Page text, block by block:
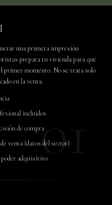
una primera impresión
prepara tu vivienda para que
primer momento. No se trata solo
en la venta.
incluidos
de compra
venta (datos del sector)
poder adquisitivo01